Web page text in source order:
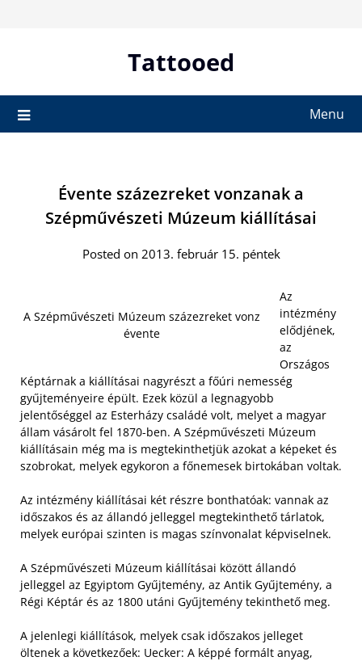
Tattooed
Menu
Évente százezreket vonzanak a
Szépművészeti Múzeum kiállításai
Posted on 2013. február 15. péntek
A Szépművészeti Múzeum százezreket vonz
évente
Az
intézmény
elődjének,
az
Országos
Képtárnak a kiállításai nagyrészt a főúri nemesség
gyűjteményeire épült. Ezek közül a legnagyobb
jelentőséggel az Esterházy családé volt, melyet a magyar
állam vásárolt fel 1870-ben. A Szépművészeti Múzeum
kiállításain még ma is megtekinthetjük azokat a képeket és
szobrokat, melyek egykoron a főnemesek birtokában voltak.
Az intézmény kiállításai két részre bonthatóak: vannak az
időszakos és az állandó jelleggel megtekinthető tárlatok,
melyek európai szinten is magas színvonalat képviselnek.
A Szépművészeti Múzeum kiállításai között állandó
jelleggel az Egyiptom Gyűjtemény, az Antik Gyűjtemény, a
Régi Képtár és az 1800 utáni Gyűjtemény tekinthető meg.
A jelenlegi kiállítások, melyek csak időszakos jelleget
öltenek a következőek: Uecker: A képpé formált anyag,